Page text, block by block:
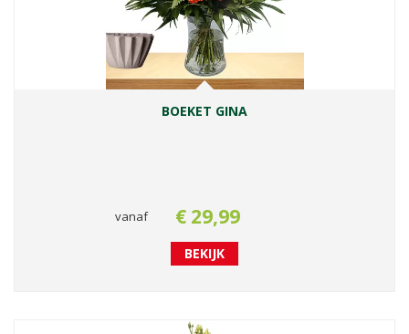
BOEKET GINA
vanaf € 29,99
BEKIJK